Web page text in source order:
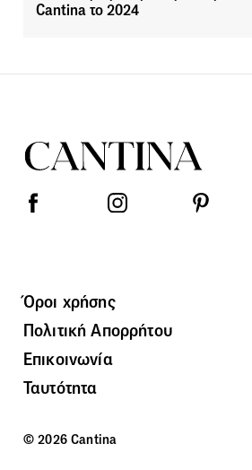
Cantina το 2024
Όροι χρήσης
Πολιτική Απορρήτου
Επικοινωνία
Ταυτότητα
© 2026 Cantina